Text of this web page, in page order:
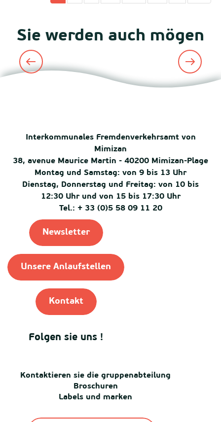
Sie werden auch mögen
Interkommunales Fremdenverkehrsamt von
Mimizan
38, avenue Maurice Martin - 40200 Mimizan-Plage
Montag und Samstag: von 9 bis 13 Uhr
Dienstag, Donnerstag und Freitag: von 10 bis
12:30 Uhr und von 15 bis 17:30 Uhr
Tel.: + 33 (0)5 58 09 11 20
Newsletter
Unsere Anlaufstellen
Kontakt
Folgen sie uns !
Kontaktieren sie die gruppenabteilung
Broschuren
Labels und marken